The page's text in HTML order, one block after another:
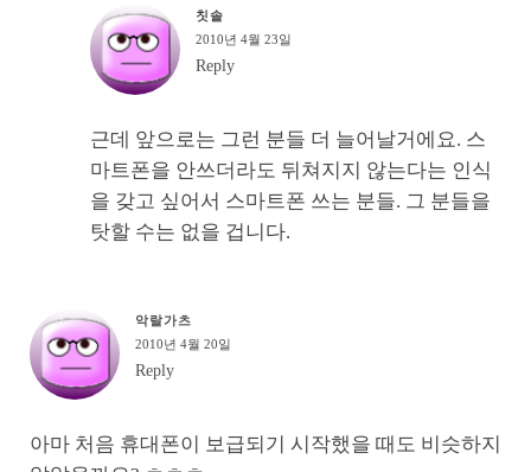
칫솔
2010년 4월 23일
Reply
근데 앞으로는 그런 분들 더 늘어날거에요. 스
마트폰을 안쓰더라도 뒤쳐지지 않는다는 인식
을 갖고 싶어서 스마트폰 쓰는 분들. 그 분들을
탓할 수는 없을 겁니다.
악랄가츠
2010년 4월 20일
Reply
아마 처음 휴대폰이 보급되기 시작했을 때도 비슷하지